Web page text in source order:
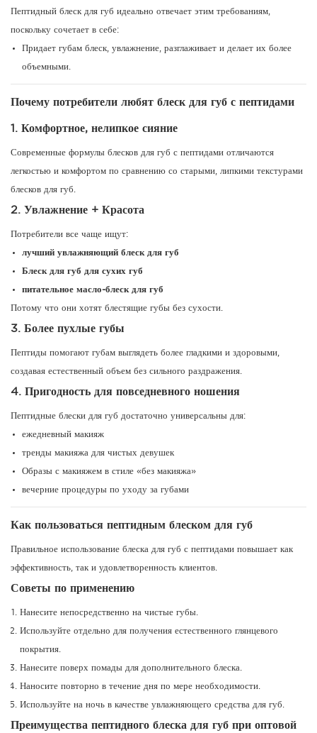
Пептидный блеск для губ идеально отвечает этим требованиям,
поскольку сочетает в себе:
Придает губам блеск, увлажнение, разглаживает и делает их более
объемными.
Почему потребители любят блеск для губ с пептидами
1. Комфортное, нелипкое сияние
Современные формулы блесков для губ с пептидами отличаются
легкостью и комфортом по сравнению со старыми, липкими текстурами
блесков для губ.
2. Увлажнение + Красота
Потребители все чаще ищут:
лучший увлажняющий блеск для губ
Блеск для губ для сухих губ
питательное масло-блеск для губ
Потому что они хотят блестящие губы без сухости.
3. Более пухлые губы
Пептиды помогают губам выглядеть более гладкими и здоровыми,
создавая естественный объем без сильного раздражения.
4. Пригодность для повседневного ношения
Пептидные блески для губ достаточно универсальны для:
ежедневный макияж
тренды макияжа для чистых девушек
Образы с макияжем в стиле «без макияжа»
вечерние процедуры по уходу за губами
Как пользоваться пептидным блеском для губ
Правильное использование блеска для губ с пептидами повышает как
эффективность, так и удовлетворенность клиентов.
Советы по применению
Нанесите непосредственно на чистые губы.
Используйте отдельно для получения естественного глянцевого
покрытия.
Нанесите поверх помады для дополнительного блеска.
Наносите повторно в течение дня по мере необходимости.
Используйте на ночь в качестве увлажняющего средства для губ.
Преимущества пептидного блеска для губ при оптовой